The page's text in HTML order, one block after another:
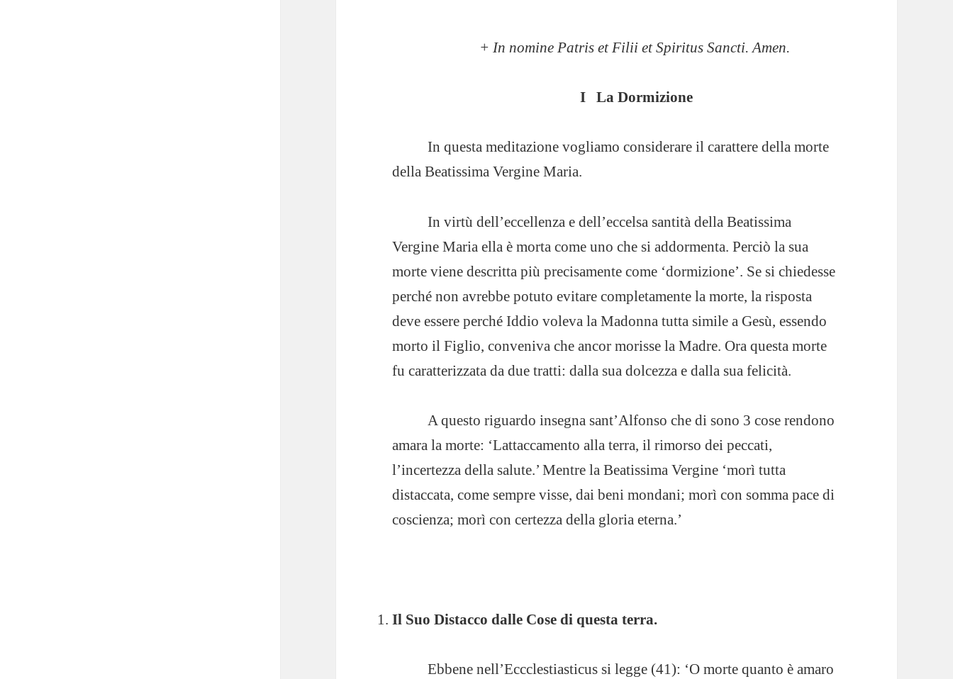
+ In nomine Patris et Filii et Spiritus Sancti. Amen.
I La Dormizione
In questa meditazione vogliamo considerare il carattere della morte
della Beatissima Vergine Maria.
In virtù dell’eccellenza e dell’eccelsa santità della Beatissima
Vergine Maria ella è morta come uno che si addormenta. Perciò la sua
morte viene descritta più precisamente come ‘dormizione’. Se si chiedesse
perché non avrebbe potuto evitare completamente la morte, la risposta
deve essere perché Iddio voleva la Madonna tutta simile a Gesù, essendo
morto il Figlio, conveniva che ancor morisse la Madre. Ora questa morte
fu caratterizzata da due tratti: dalla sua dolcezza e dalla sua felicità.
A questo riguardo insegna sant’Alfonso che di sono 3 cose rendono
amara la morte: ‘Lattaccamento alla terra, il rimorso dei peccati,
l’incertezza della salute.’ Mentre la Beatissima Vergine ‘morì tutta
distaccata, come sempre visse, dai beni mondani; morì con somma pace di
coscienza; morì con certezza della gloria eterna.’
Il Suo Distacco dalle Cose di questa terra.
Ebbene nell’Eccclestiasticus si legge (41): ‘O morte quanto è amaro